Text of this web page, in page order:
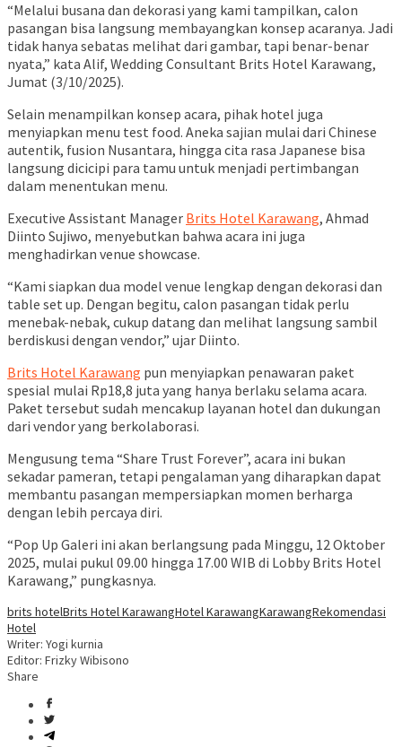
“Melalui busana dan dekorasi yang kami tampilkan, calon
pasangan bisa langsung membayangkan konsep acaranya. Jadi
tidak hanya sebatas melihat dari gambar, tapi benar-benar
nyata,” kata Alif, Wedding Consultant Brits Hotel Karawang,
Jumat (3/10/2025).
Selain menampilkan konsep acara, pihak hotel juga
menyiapkan menu test food. Aneka sajian mulai dari Chinese
autentik, fusion Nusantara, hingga cita rasa Japanese bisa
langsung dicicipi para tamu untuk menjadi pertimbangan
dalam menentukan menu.
Executive Assistant Manager Brits Hotel Karawang, Ahmad
Diinto Sujiwo, menyebutkan bahwa acara ini juga
menghadirkan venue showcase.
“Kami siapkan dua model venue lengkap dengan dekorasi dan
table set up. Dengan begitu, calon pasangan tidak perlu
menebak-nebak, cukup datang dan melihat langsung sambil
berdiskusi dengan vendor,” ujar Diinto.
Brits Hotel Karawang pun menyiapkan penawaran paket
spesial mulai Rp18,8 juta yang hanya berlaku selama acara.
Paket tersebut sudah mencakup layanan hotel dan dukungan
dari vendor yang berkolaborasi.
Mengusung tema “Share Trust Forever”, acara ini bukan
sekadar pameran, tetapi pengalaman yang diharapkan dapat
membantu pasangan mempersiapkan momen berharga
dengan lebih percaya diri.
“Pop Up Galeri ini akan berlangsung pada Minggu, 12 Oktober
2025, mulai pukul 09.00 hingga 17.00 WIB di Lobby Brits Hotel
Karawang,” pungkasnya.
brits hotelBrits Hotel KarawangHotel KarawangKarawangRekomendasi
Hotel
Writer: Yogi kurnia
Editor: Frizky Wibisono
Share